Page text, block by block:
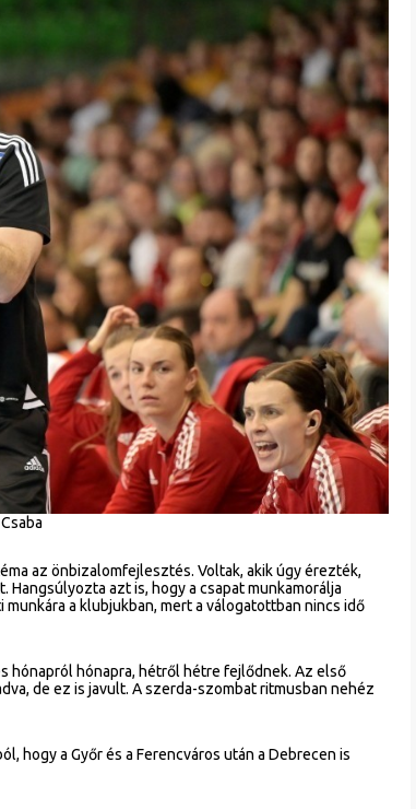
az önbizalomfejlesztés. Voltak, akik úgy érezték,
azt is, hogy a csapat munkamorálja
a klubjukban, mert a válogatottban nincs idő
hónapról hónapra, hétről hétre fejlődnek. Az első
de ez is javult. A szerda-szombat ritmusban nehéz
hogy a Győr és a Ferencváros után a Debrecen is